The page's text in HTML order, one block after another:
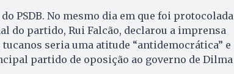
PSDB. No mesmo dia em que foi protocolada
do partido, Rui Falcão, declarou a imprensa
seria uma atitude “antidemocrática” e
partido de oposição ao governo de Dilma